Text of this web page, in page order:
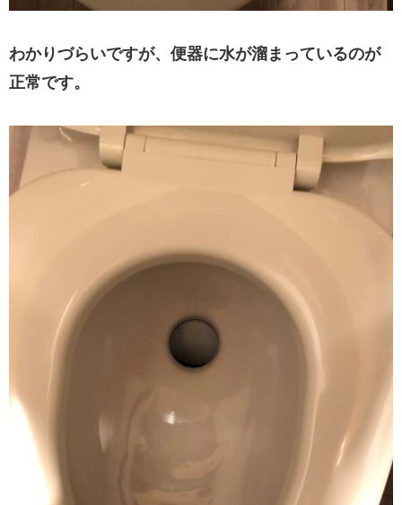
わかりづらいですが、便器に水が溜まっているのが
正常です。